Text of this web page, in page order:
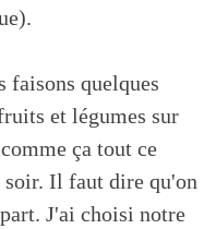
faisons quelques
et légumes sur
ça tout ce
Il faut dire qu'on
J'ai choisi notre